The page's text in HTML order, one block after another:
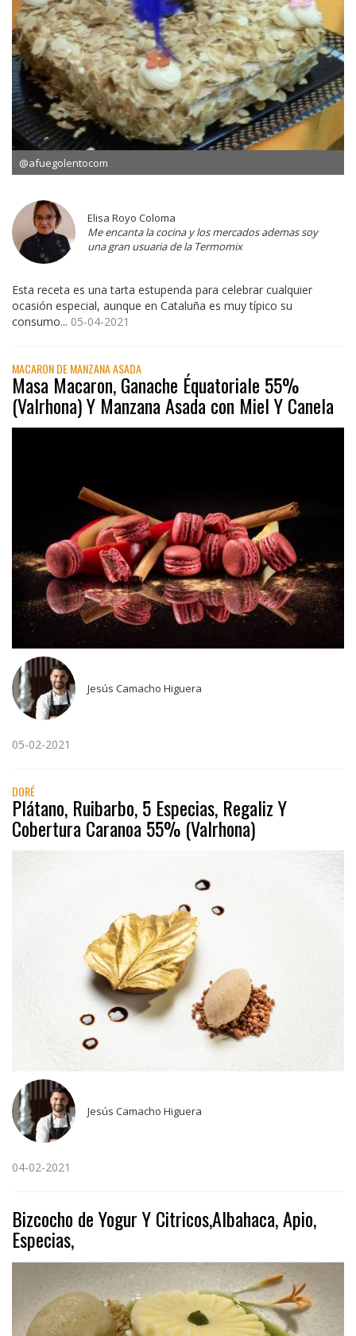
@afuegolentocom
Elisa Royo Coloma
Me encanta la cocina y los mercados ademas soy
una gran usuaria de la Termomix
Esta receta es una tarta estupenda para celebrar cualquier
ocasión especial, aunque en Cataluña es muy típico su
consumo... 05-04-2021
MACARON DE MANZANA ASADA
Masa Macaron, Ganache Équatoriale 55%
(Valrhona) Y Manzana Asada con Miel Y Canela
Jesús Camacho Higuera
05-02-2021
DORÉ
Plátano, Ruibarbo, 5 Especias, Regaliz Y
Cobertura Caranoa 55% (Valrhona)
Jesús Camacho Higuera
04-02-2021
Bizcocho de Yogur Y Citricos,Albahaca, Apio,
Especias,